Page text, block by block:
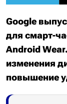
Google
для смарт-
Android
изменения
повышение